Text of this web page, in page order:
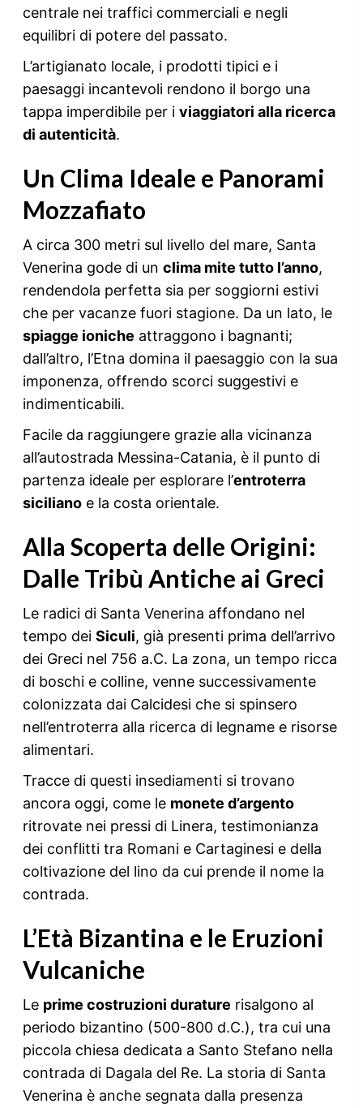
centrale nei traffici commerciali e negli
equilibri di potere del passato.
L’artigianato locale, i prodotti tipici e i
paesaggi incantevoli rendono il borgo una
tappa imperdibile per i viaggiatori alla ricerca
di autenticità.
Un Clima Ideale e Panorami
Mozzafiato
A circa 300 metri sul livello del mare, Santa
Venerina gode di un clima mite tutto l’anno,
rendendola perfetta sia per soggiorni estivi
che per vacanze fuori stagione. Da un lato, le
spiagge ioniche attraggono i bagnanti;
dall’altro, l’Etna domina il paesaggio con la sua
imponenza, offrendo scorci suggestivi e
indimenticabili.
Facile da raggiungere grazie alla vicinanza
all’autostrada Messina-Catania, è il punto di
partenza ideale per esplorare l’entroterra
sicilianoe la costa orientale.
Alla Scoperta delle Origini:
Dalle Tribù Antiche ai Greci
Le radici di Santa Venerina affondano nel
tempo dei Siculi, già presenti prima dell’arrivo
dei Greci nel 756 a.C. La zona, un tempo ricca
di boschi e colline, venne successivamente
colonizzata dai Calcidesi che si spinsero
nell’entroterra alla ricerca di legname e risorse
alimentari.
Tracce di questi insediamenti si trovano
ancora oggi, come le monete d’argento
ritrovate nei pressi di Linera, testimonianza
dei conflitti tra Romani e Cartaginesi e della
coltivazione del lino da cui prende il nome la
contrada.
L’Età Bizantina e le Eruzioni
Vulcaniche
Le prime costruzioni durature risalgono al
periodo bizantino (500-800 d.C.), tra cui una
piccola chiesa dedicata a Santo Stefano nella
contrada di Dagala del Re. La storia di Santa
Venerina è anche segnata dalla presenza